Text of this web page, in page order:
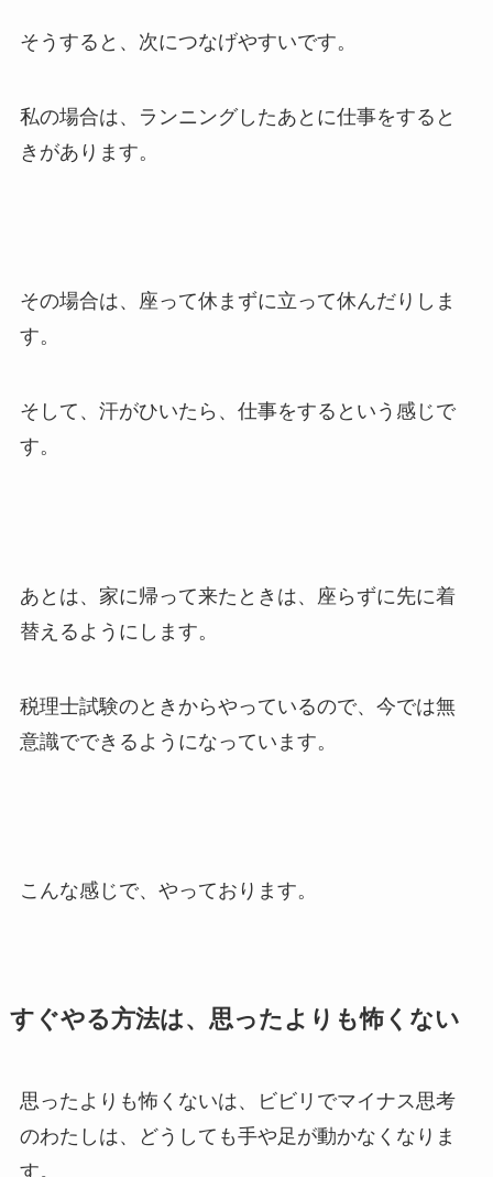
そうすると、次につなげやすいです。
私の場合は、ランニングしたあとに仕事をすると
きがあります。
その場合は、座って休まずに立って休んだりしま
す。
そして、汗がひいたら、仕事をするという感じで
す。
あとは、家に帰って来たときは、座らずに先に着
替えるようにします。
税理士試験のときからやっているので、今では無
意識でできるようになっています。
こんな感じで、やっております。
すぐやる方法は、思ったよりも怖くない
思ったよりも怖くないは、ビビリでマイナス思考
のわたしは、どうしても手や足が動かなくなりま
す。